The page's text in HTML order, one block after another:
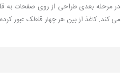
در مرحله بعدی طراحی از روی صفحات
می کند. کاغذ از بین هر چهار قلطک عبور